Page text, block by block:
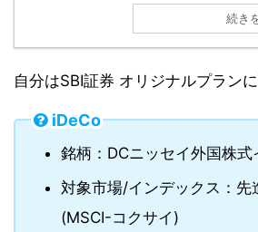
続き
自分はSBI証券 オリジナルプラン
iDeCo
銘柄：DCニッセイ外国株式
対象市場/インデックス：先
(MSCI-コクサイ)